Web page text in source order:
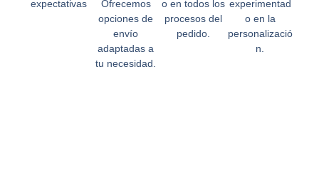
expectativas
Ofrecemos
opciones de
envío
adaptadas a
tu necesidad.
o en todos los
procesos del
pedido.
experimentad
o en la
personalizació
n.